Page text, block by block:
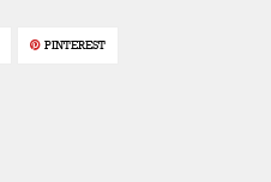
PINTEREST